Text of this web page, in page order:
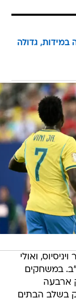
גדולה
ואולי
במשחקים
ארבעה
בשלב הבתים